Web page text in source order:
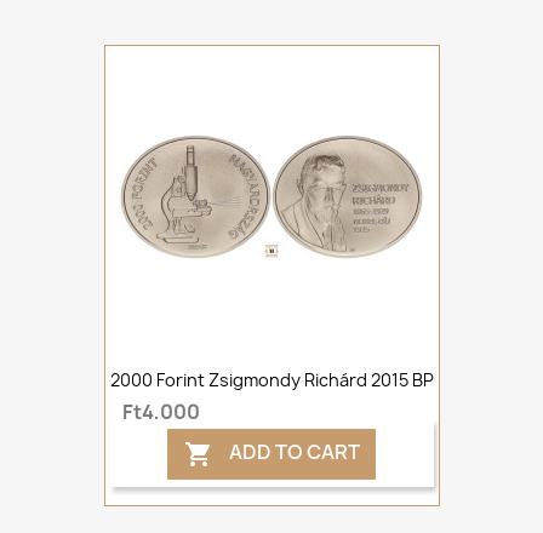
2000 Forint Zsigmondy Richárd 2015 BP
Ft4,000
 ADD TO CART